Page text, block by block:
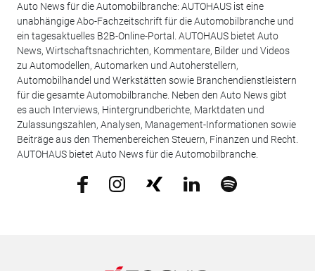
Auto News für die Automobilbranche: AUTOHAUS ist eine
unabhängige Abo-Fachzeitschrift für die Automobilbranche und
ein tagesaktuelles B2B-Online-Portal. AUTOHAUS bietet Auto
News, Wirtschaftsnachrichten, Kommentare, Bilder und Videos
zu Automodellen, Automarken und Autoherstellern,
Automobilhandel und Werkstätten sowie Branchendienstleistern
für die gesamte Automobilbranche. Neben den Auto News gibt
es auch Interviews, Hintergrundberichte, Marktdaten und
Zulassungszahlen, Analysen, Management-Informationen sowie
Beiträge aus den Themenbereichen Steuern, Finanzen und Recht.
AUTOHAUS bietet Auto News für die Automobilbranche.